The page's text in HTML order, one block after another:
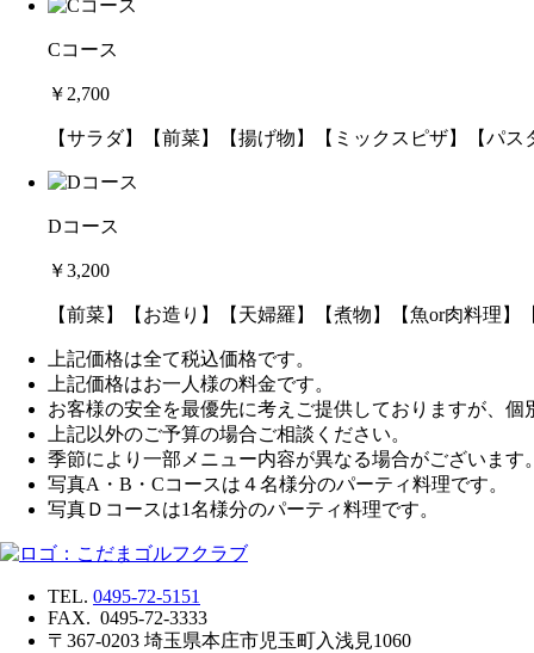
Cコース
￥2,700
【サラダ】【前菜】【揚げ物】【ミックスピザ】【パス
Dコース
￥3,200
【前菜】【お造り】【天婦羅】【煮物】【魚or肉料理】
上記価格は全て税込価格です。
上記価格はお一人様の料金です。
お客様の安全を最優先に考えご提供しておりますが、
上記以外のご予算の場合ご相談ください。
季節により一部メニュー内容が異なる場合がございます
写真A・B・Cコースは４名様分のパーティ料理です。
写真Ｄコースは1名様分のパーティ料理です。
TEL. 0495-72-5151
FAX. 0495-72-3333
〒367-0203 埼玉県本庄市児玉町入浅見1060